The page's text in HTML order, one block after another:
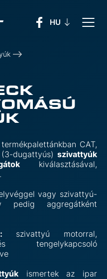
termékpalettánkban CAT,
dugattyús) szivattyúk
kiválasztásával,
vagy szivattyú-
pedig aggregátként
szivattyú motorral,
tengelykapcsoló
ismertek az ipar